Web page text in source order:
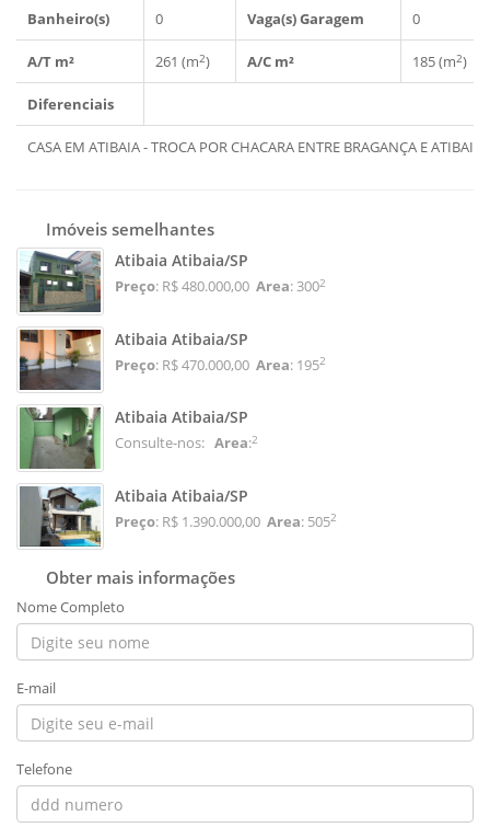
Banheiro(s) 0 Vaga(s) Garagem 0
A/T m² 261 (m2) A/C m² 185 (m2)
Diferenciais
CASA EM ATIBAIA - TROCA POR CHACARA ENTRE BRAGANÇA E ATIBAIA
Imóveis semelhantes
Atibaia Atibaia/SP
Preço: R$ 480.000,00 Area: 3002
Atibaia Atibaia/SP
Preço: R$ 470.000,00 Area: 1952
Atibaia Atibaia/SP
Consulte-nos: Area:2
Atibaia Atibaia/SP
Preço: R$ 1.390.000,00 Area: 5052
Obter mais informações
Nome Completo
E-mail
Telefone